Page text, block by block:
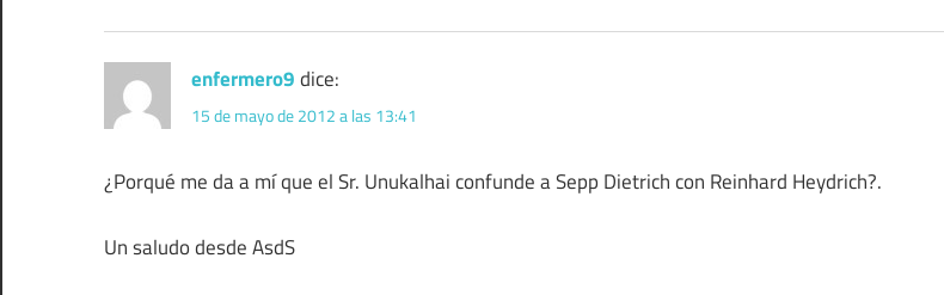
enfermero9dice:
15 de mayo de 2012 a las 13:41
¿Porqué me da a mí que el Sr. Unukalhai confunde a Sepp Dietrich con Reinhard Heydrich?.
Un saludo desde AsdS